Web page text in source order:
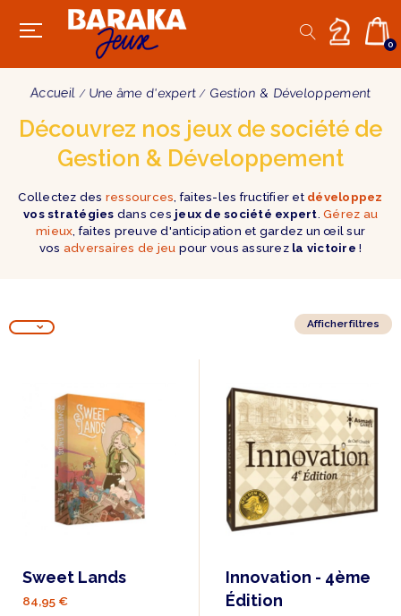
0
Accueil Une âme d'expert Gestion & Développement
Découvrez nos jeux de société de
Gestion & Développement
Collectez des ressources , faites-les fructifier et développez
vos stratégies dans ces jeux de société expert Gérez au
mieux , faites preuve d'anticipation et gardez un œil sur
vos adversaires de jeu pour vous assurez la victoire !
Afficher filtres
Sweet Lands
84,95 €
Innovation - 4ème
Édition